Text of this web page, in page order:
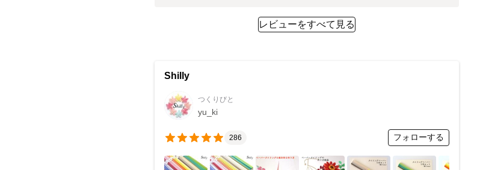
レビューをすべて見る
Shilly
つくりびと
yu_ki
286 フォローする